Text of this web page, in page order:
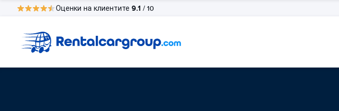
Оценки на клиентите 9.1 / 10